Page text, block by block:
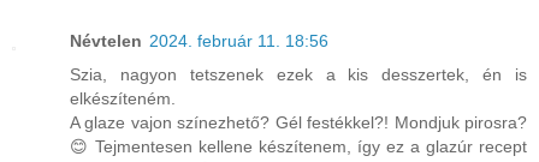
Névtelen 2024. február 11. 18:56
Szia, nagyon tetszenek ezek a kis desszertek, én is
elkészíteném.
A glaze vajon színezhető? Gél festékkel?! Mondjuk pirosra?
😊 Tejmentesen kellene készítenem, így ez a glazúr recept